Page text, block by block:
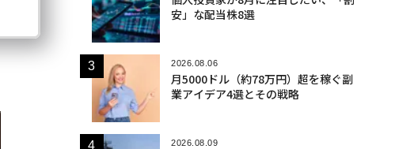
安」な配当株8選
2026.08.06
月5000ドル（約78万円）超を稼ぐ副
業アイデア4選とその戦略
2026.08.09